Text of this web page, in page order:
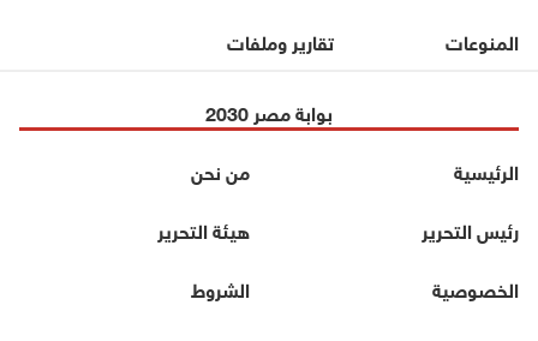
المنوعات
تقارير وملفات
بوابة مصر 2030
الرئيسية
من نحن
رئيس التحرير
هيئة التحرير
الخصوصية
الشروط